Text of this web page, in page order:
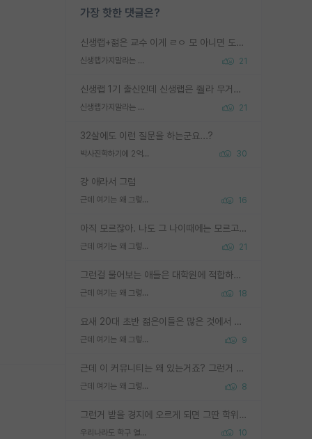
가장 핫한 댓글은?
신생랩+젊은 교수 이게 ㄹㅇ 모 아니면 도인듯.
신생랩가지말라는 이유가 있었구나 21
신생랩 1기 출신인데 신생랩은 줠라 무거운 바벨 같은거임. 들면 대박인데 못들면 깔려 죽음. 아무도 알려주지 않는 환경에서 자생해야하지만, 일단 살아남았다면 그 어떤 사람보다 악착같고 생존력 높은 사람으로 거듭날 수 있음
신생랩가지말라는 이유가 있었구나 21
32살에도 이런 질문을 하는군요...?
박사진학하기에 2억은 괜찮은 (?) 정도의 경제력인가요 30
걍 애라서 그럼
근데 여기는 왜 그렇게 SPK를 물어보는거임? 16
아직 모르잖아. 나도 그 나이때에는 모르고 평가 받고 안심하고 싶었어.
근데 여기는 왜 그렇게 SPK를 물어보는거임? 21
그런걸 물어보는 애들은 대학원에 적합하지 않다
근데 여기는 왜 그렇게 SPK를 물어보는거임? 18
요새 20대 초반 젊은이들은 많은 것에서 가성비를 따지더라고요. 내가 이 정도 인풋을 넣었을 때 그만큼 아웃풋이 나올 것인가? 사실 아웃풋이 인풋 대비 리니어하게 나오지 않는 영역을 시도하기 싫어한다는 느낌입니다.
근데 여기는 왜 그렇게 SPK를 물어보는거임? 9
근데 이 커뮤니티는 왜 있는거죠? 그런거 쉽게 물어볼수있어서 있는거 아닌가요? 그렇게 보기 싫으면 커뮤니티도 하지마시지 그러면
근데 여기는 왜 그렇게 SPK를 물어보는거임? 8
그런거 받을 경지에 오르게 되면 그딴 학위명이 필요없음
우리나라도 학구 열풍보면 Higher Doctorate 학위가 필요하다고 봅니다. 10